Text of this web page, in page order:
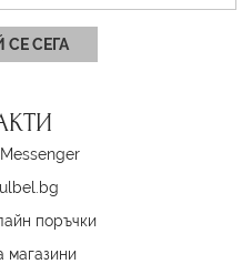
СЕГА
поръчки
магазини